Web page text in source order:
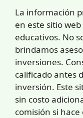
La información
en este sitio
educativos. No
brindamos
inversiones.
calificado antes
inversión. Este
sin costo
comisión si